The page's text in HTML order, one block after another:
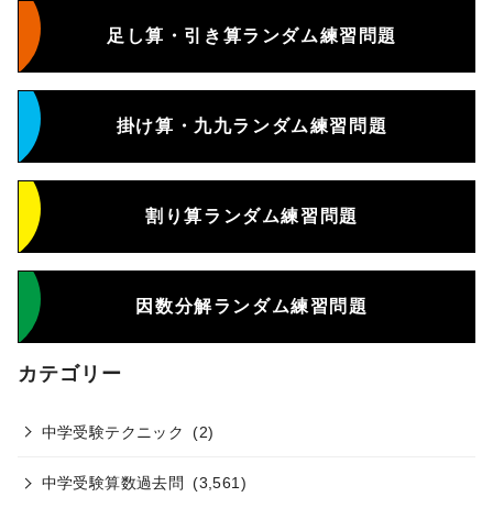
足し算・引き算ランダム練習問題
掛け算・九九ランダム練習問題
割り算ランダム練習問題
因数分解ランダム練習問題
カテゴリー
中学受験テクニック (2)
中学受験算数過去問 (3,561)